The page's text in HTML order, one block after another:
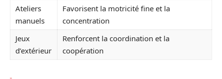
Ateliers
manuels
Favorisent la motricité fine et la
concentration
Jeux
d’extérieur
Renforcent la coordination et la
coopération